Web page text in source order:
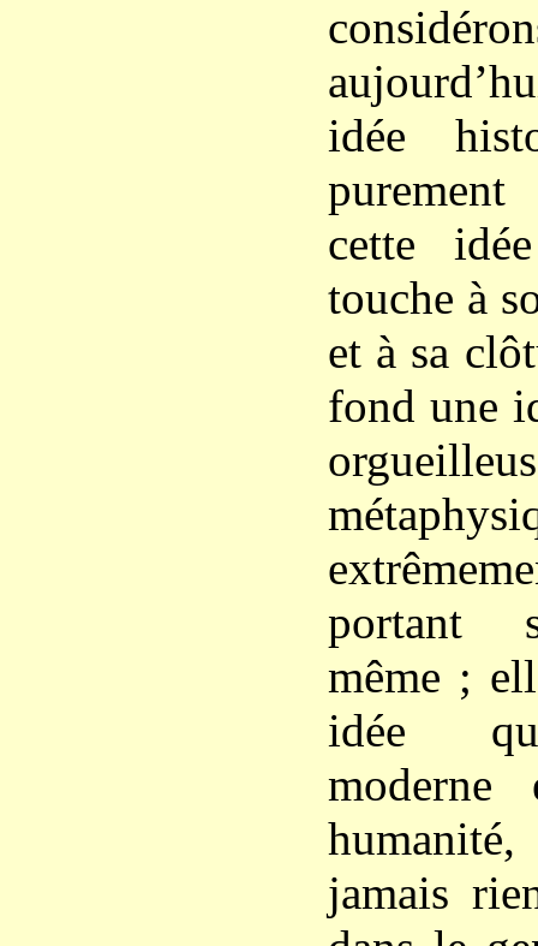
idée
cette
touche à
et à sa
fond une
portant
même ;
idée
moderne
jamais